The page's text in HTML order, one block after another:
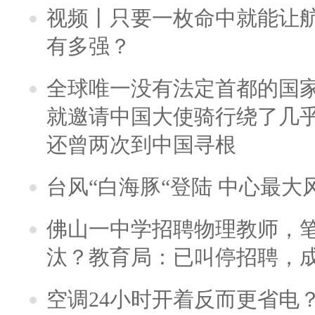
视频丨只要一枚命中就能让
有多强？
全球唯一没有法定首都的国
就邀请中国大使骑行绕了几
还曾两次到中国寻根
台风“白海豚“登陆 中心最大
佛山一中学招聘物理教师，
汰？教育局：已叫停招聘，
空调24小时开着反而更省电